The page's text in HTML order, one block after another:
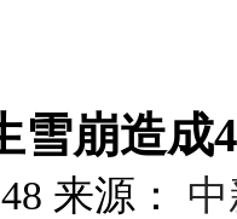
雪崩造成
来源：